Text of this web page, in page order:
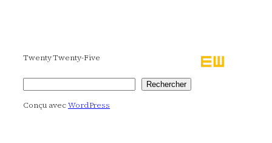
Twenty Twenty-Five
Rechercher Rechercher
Conçu avecWordPress